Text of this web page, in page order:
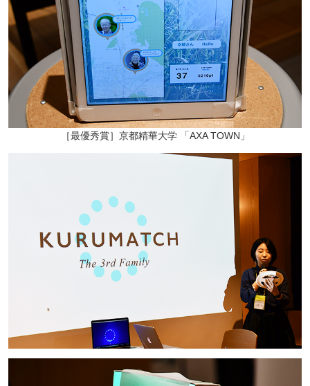
［最優秀賞］京都精華大学 「AXA TOWN」